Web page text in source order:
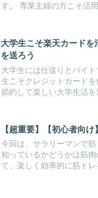
す。 専業主婦の方こそ活
大学生こそ楽天カード
を送ろう
大学生には仕送りとバイ
生こそクレジットカード
節約して楽しい大学生活
【超重要】【初心者向
今回は、サラリーマンで
知っているかどうかは筋
て、楽しく効率的に筋ト